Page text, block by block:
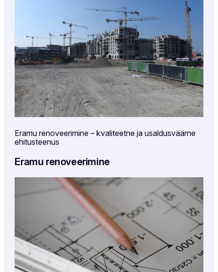
Eramu renoveerimine – kvaliteetne ja usaldusväärne
ehitusteenus
Eramu renoveerimine